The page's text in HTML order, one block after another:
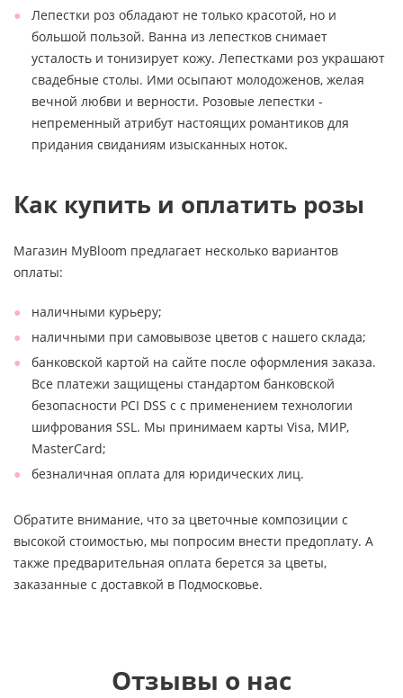
Лепестки роз обладают не только красотой, но и
большой пользой. Ванна из лепестков снимает
усталость и тонизирует кожу. Лепестками роз украшают
свадебные столы. Ими осыпают молодоженов, желая
вечной любви и верности. Розовые лепестки -
непременный атрибут настоящих романтиков для
придания свиданиям изысканных ноток.
Как купить и оплатить розы
Магазин MyBloom предлагает несколько вариантов
оплаты:
наличными курьеру;
наличными при самовывозе цветов с нашего склада;
банковской картой на сайте после оформления заказа.
Все платежи защищены стандартом банковской
безопасности PCI DSS с с применением технологии
шифрования SSL. Мы принимаем карты Visa, МИР,
MasterCard;
безналичная оплата для юридических лиц.
Обратите внимание, что за цветочные композиции с
высокой стоимостью, мы попросим внести предоплату. А
также предварительная оплата берется за цветы,
заказанные с доставкой в Подмосковье.
Отзывы о нас